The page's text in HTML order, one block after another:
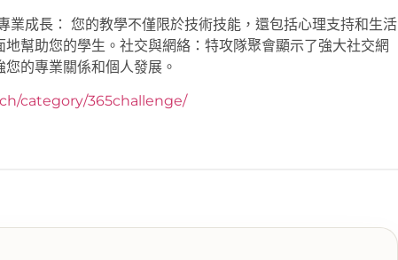
業成長： 您的教學不僅限於技術技能，還包括心理支持和生活
幫助您的學生。社交與網絡：特攻隊聚會顯示了強大社交網
的專業關係和個人發展。
category/365challenge/